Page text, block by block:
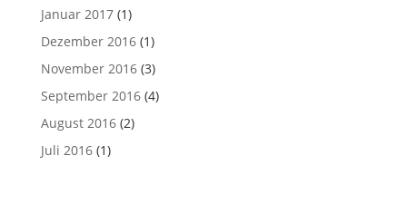
Januar 2017(1)
Dezember 2016(1)
November 2016(3)
September 2016(4)
August 2016(2)
Juli 2016(1)